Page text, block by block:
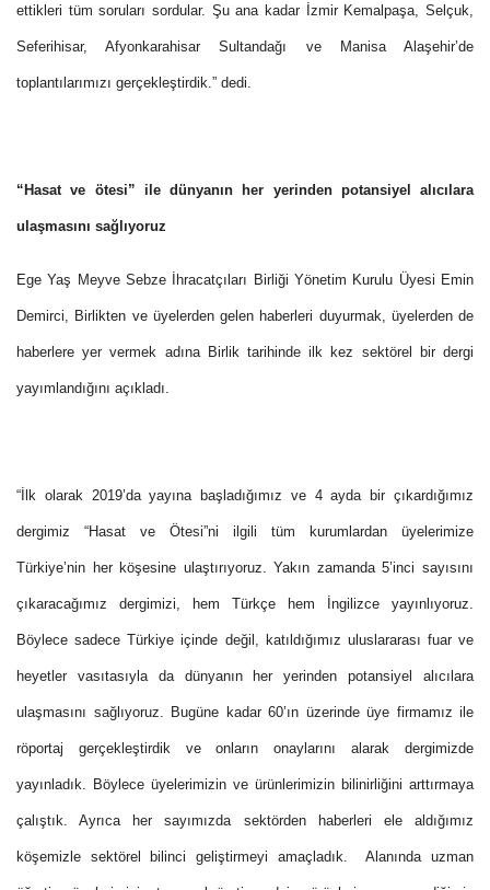
ettikleri tüm soruları sordular. Şu ana kadar İzmir Kemalpaşa, Selçuk,
Seferihisar, Afyonkarahisar Sultandağı ve Manisa Alaşehir’de
toplantılarımızı gerçekleştirdik.” dedi.
“Hasat ve ötesi” ile dünyanın her yerinden potansiyel alıcılara
ulaşmasını sağlıyoruz
Ege Yaş Meyve Sebze İhracatçıları Birliği Yönetim Kurulu Üyesi Emin
Demirci, Birlikten ve üyelerden gelen haberleri duyurmak, üyelerden de
haberlere yer vermek adına Birlik tarihinde ilk kez sektörel bir dergi
yayımlandığını açıkladı.
“İlk olarak 2019’da yayına başladığımız ve 4 ayda bir çıkardığımız
dergimiz “Hasat ve Ötesi”ni ilgili tüm kurumlardan üyelerimize
Türkiye’nin her köşesine ulaştırıyoruz. Yakın zamanda 5’inci sayısını
çıkaracağımız dergimizi, hem Türkçe hem İngilizce yayınlıyoruz.
Böylece sadece Türkiye içinde değil, katıldığımız uluslararası fuar ve
heyetler vasıtasıyla da dünyanın her yerinden potansiyel alıcılara
ulaşmasını sağlıyoruz. Bugüne kadar 60’ın üzerinde üye firmamız ile
röportaj gerçekleştirdik ve onların onaylarını alarak dergimizde
yayınladık. Böylece üyelerimizin ve ürünlerimizin bilinirliğini arttırmaya
çalıştık. Ayrıca her sayımızda sektörden haberleri ele aldığımız
köşemizle sektörel bilinci geliştirmeyi amaçladık. Alanında uzman